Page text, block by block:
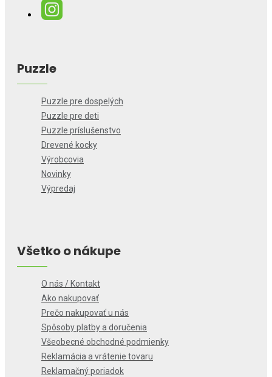
Puzzle
Puzzle pre dospelých
Puzzle pre deti
Puzzle príslušenstvo
Drevené kocky
Výrobcovia
Novinky
Výpredaj
Všetko o nákupe
O nás / Kontakt
Ako nakupovať
Prečo nakupovať u nás
Spôsoby platby a doručenia
Všeobecné obchodné podmienky
Reklamácia a vrátenie tovaru
Reklamačný poriadok